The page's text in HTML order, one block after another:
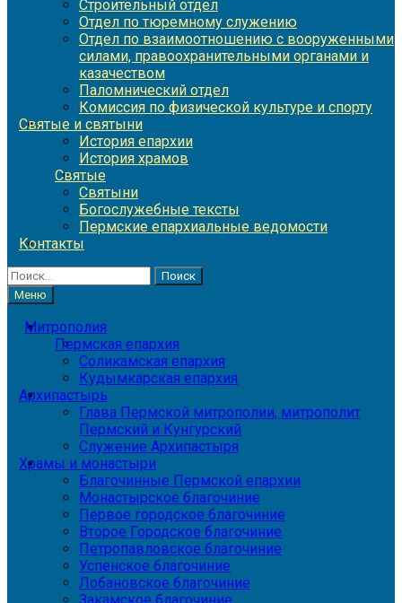
Строительный отдел
Отдел по тюремному служению
Отдел по взаимоотношению с вооруженными
силами, правоохранительными органами и
казачеством
Паломнический отдел
Комиссия по физической культуре и спорту
Святые и святыни
История епархии
История храмов
Святые
Святыни
Богослужебные тексты
Пермские епархиальные ведомости
Контакты
Найти:
Меню
Митрополия
Пермская епархия
Соликамская епархия
Кудымкарская епархия
Архипастырь
Глава Пермской митрополии, митрополит
Пермский и Кунгурский
Служение Архипастыря
Храмы и монастыри
Благочинные Пермской епархии
Монастырское благочиние
Первое городское благочиние
Второе Городское благочиние
Петропавловское благочиние
Успенское благочиние
Лобановское благочиние